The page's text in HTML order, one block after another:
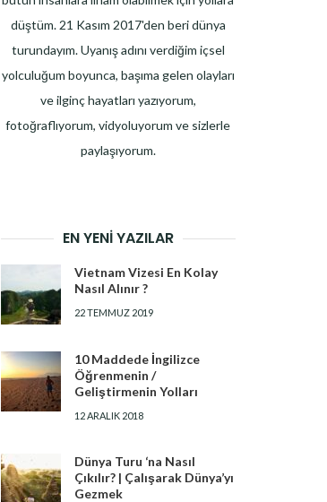
düştüm. 21 Kasım 2017'den beri dünya
turundayım. Uyanış adını verdiğim içsel
yolculuğum boyunca, başıma gelen olayları
ve ilginç hayatları yazıyorum,
fotoğraflıyorum, vidyoluyorum ve sizlerle
paylaşıyorum.
EN YENI YAZILAR
Vietnam Vizesi En Kolay
Nasıl Alınır ?
22 TEMMUZ 2019
10 Maddede İngilizce
Öğrenmenin /
Geliştirmenin Yolları
12 ARALIK 2018
Dünya Turu ‘na Nasıl
Çıkılır? | Çalışarak Dünya’yı
Gezmek